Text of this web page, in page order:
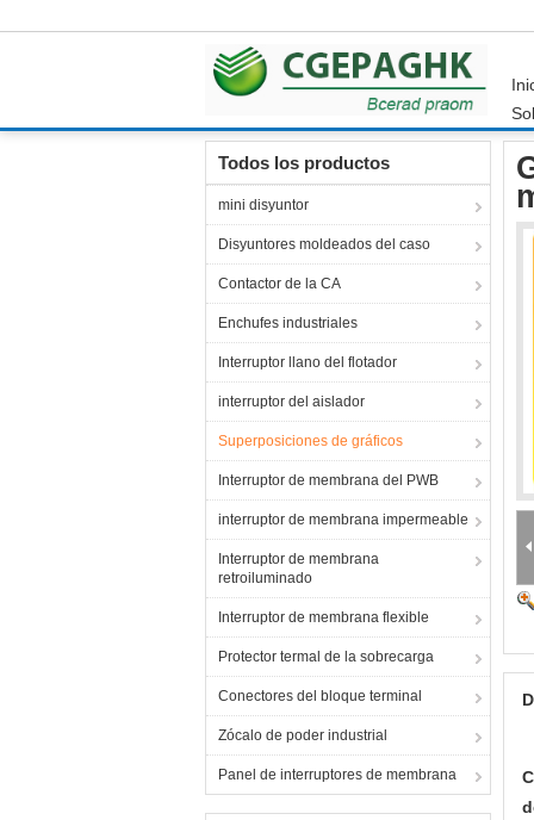
Superposiciones de
Todos los productos
mini disyuntor
Disyuntores moldeados del caso
Contactor de la CA
Enchufes industriales
Interruptor llano del flotador
interruptor del aislador
Superposiciones de gráficos
Interruptor de membrana del PWB
interruptor de membrana impermeable
Interruptor de membrana
retroiluminado
Interruptor de membrana flexible
Protector termal de la sobrecarga
Conectores del bloque terminal
Zócalo de poder industrial
Panel de interruptores de membrana